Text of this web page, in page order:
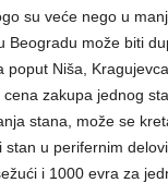
su veće nego u
Beogradu može biti
poput Niša,
zakupa jednog
stana, može se
u perifernim
i 1000 evra za